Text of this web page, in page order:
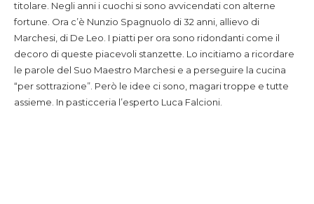
titolare. Negli anni i cuochi si sono avvicendati con alterne
fortune. Ora c’è Nunzio Spagnuolo di 32 anni, allievo di
Marchesi, di De Leo. I piatti per ora sono ridondanti come il
decoro di queste piacevoli stanzette. Lo incitiamo a ricordare
le parole del Suo Maestro Marchesi e a perseguire la cucina
“per sottrazione”. Però le idee ci sono, magari troppe e tutte
assieme. In pasticceria l’esperto Luca Falcioni.